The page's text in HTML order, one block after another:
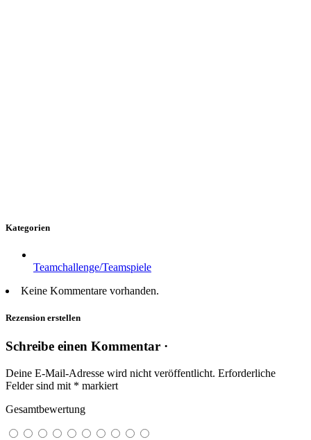
Kategorien
Teamchallenge/Teamspiele
Keine Kommentare vorhanden.
Rezension erstellen
Schreibe einen Kommentar ·
Deine E-Mail-Adresse wird nicht veröffentlicht. Erforderliche
Felder sind mit * markiert
Gesamtbewertung